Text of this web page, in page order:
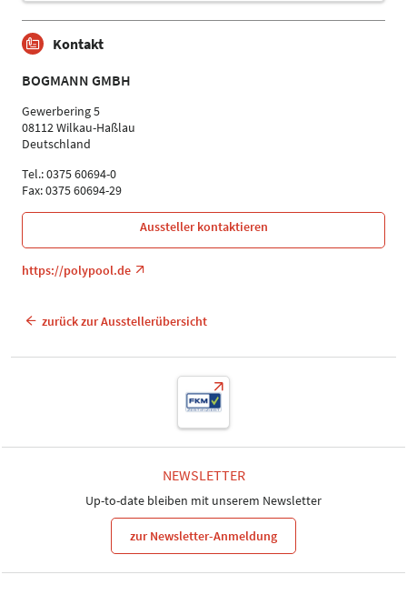
Kontakt
BOGMANN GMBH
Gewerbering 5
08112 Wilkau-Haßlau
Deutschland
Tel.: 0375 60694-0
Fax: 0375 60694-29
Aussteller kontaktieren
https://polypool.de
zurück zur Ausstellerübersicht
NEWSLETTER
Up-to-date bleiben mit unserem Newsletter
zur Newsletter-Anmeldung